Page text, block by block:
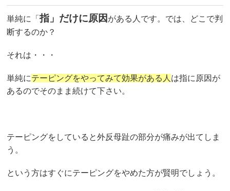
単純に「指」だけに原因 がある人です。では、どこで判
断するのか？
それは・・・
単純にテーピングをやってみて効果がある人は指に原因が
あるのでそのまま続けて下さい。
テーピングをしていると外反母趾の部分が痛みが出てしま
う。
という方はすぐにテーピングをやめた方が賢明でしょう。